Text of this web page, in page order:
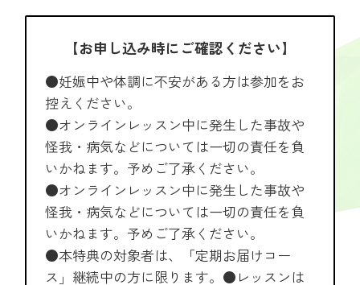
【お申し込み時にご確認ください】
●妊娠中や体調に不安がある方は参加をお
控えください。
●オンラインレッスン中に発生した事故や
怪我・病気などについては一切の責任を負
いかねます。予めご了承ください。
●オンラインレッスン中に発生した事故や
怪我・病気などについては一切の責任を負
いかねます。予めご了承ください。
●本特典の対象者は、「定期お届けコー
ス」継続中の方に限ります。●レッスンは